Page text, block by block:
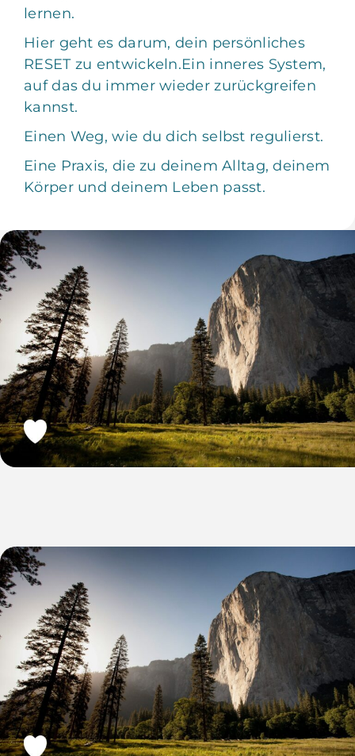
lernen.
Hier geht es darum, dein persönliches
RESET zu entwickeln.Ein inneres System,
auf das du immer wieder zurückgreifen
kannst.
Einen Weg, wie du dich selbst regulierst.
Eine Praxis, die zu deinem Alltag, deinem
Körper und deinem Leben passt.